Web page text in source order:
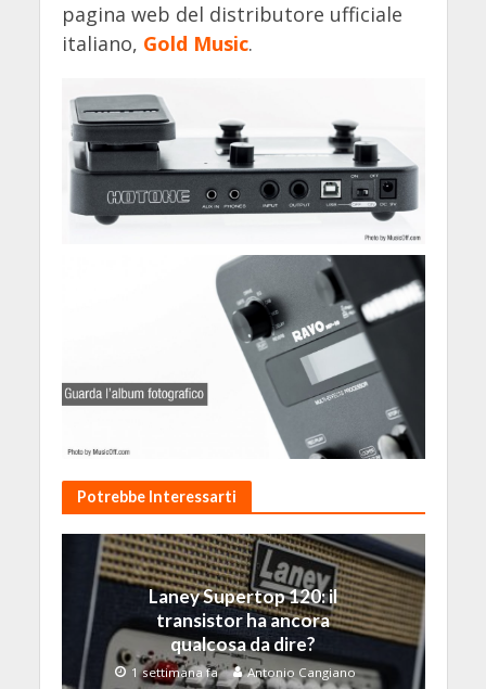
pagina web del distributore ufficiale
italiano, Gold Music.
Potrebbe Interessarti
Laney Supertop 120: il
transistor ha ancora
qualcosa da dire?
1 settimana fa Antonio Cangiano